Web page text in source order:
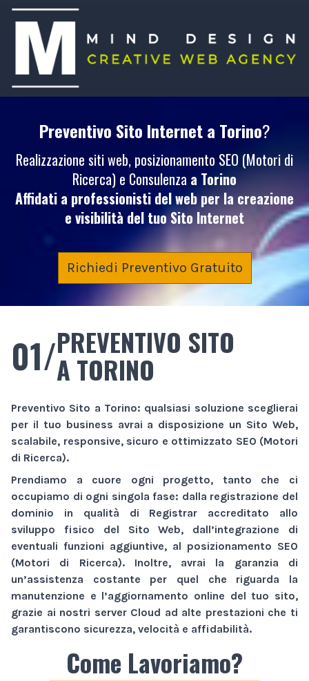
Preventivo Sito Internet a Torino?
Realizzazione siti web, posizionamento SEO (Motori di
Ricerca) e Consulenza a Torino
Affidati a professionisti del web per la creazione
e visibilità del tuoSito Internet
Richiedi Preventivo Gratuito
01/PREVENTIVO SITO
A TORINO
Preventivo Sito a Torino: qualsiasi soluzione sceglierai
per il tuo business avrai a disposizione un Sito Web,
scalabile, responsive, sicuro e ottimizzato SEO (Motori
di Ricerca).
Prendiamo a cuore ogni progetto, tanto che ci
occupiamo di ogni singola fase: dalla registrazione del
dominio in qualità di Registrar accreditato allo
sviluppo fisico del Sito Web, dall’integrazione di
eventuali funzioni aggiuntive, al posizionamento SEO
(Motori di Ricerca). Inoltre, avrai la garanzia di
un’assistenza costante per quel che riguarda la
manutenzione e l’aggiornamento online del tuo sito,
grazie ai nostri server Cloud ad alte prestazioni che ti
garantiscono sicurezza, velocità e affidabilità.
Come Lavoriamo?